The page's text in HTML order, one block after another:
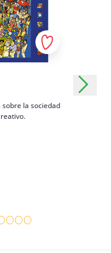
la sociedad